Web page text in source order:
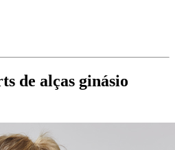
de alças ginásio